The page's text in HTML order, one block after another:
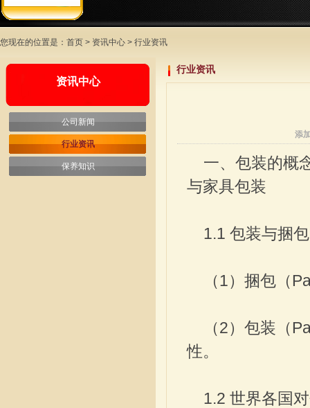
您现在的位置是： 首页 > 资讯中心 > 行业资讯
资讯中心
公司新闻
行业资讯
保养知识
行业资讯
添
一、包装的概
与家具包装
1.1 包装与捆
（1）捆包（
（2）包装（
性。
1.2 世界各国